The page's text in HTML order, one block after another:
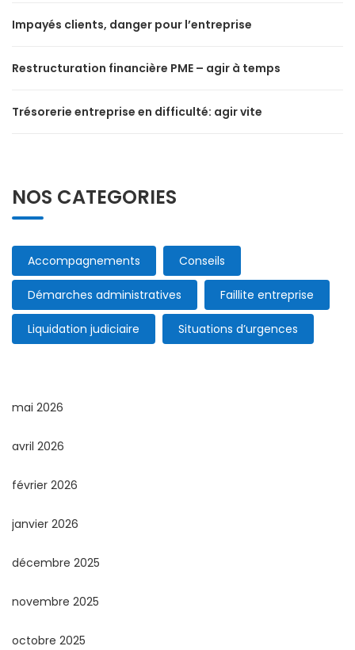
Impayés clients, danger pour l’entreprise
Restructuration financière PME – agir à temps
Trésorerie entreprise en difficulté: agir vite
NOS CATEGORIES
Accompagnements Conseils
Démarches administratives Faillite entreprise
Liquidation judiciaire Situations d’urgences
mai 2026
avril 2026
février 2026
janvier 2026
décembre 2025
novembre 2025
octobre 2025